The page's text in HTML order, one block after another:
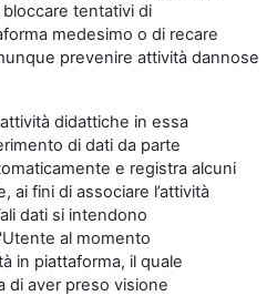
tentativi di
medesimo o di recare
prevenire attività dannose
didattiche in essa
di dati da parte
e registra alcuni
ai fini di associare l’attività
dati si intendono
al momento
in piattaforma, il quale
di aver preso visione